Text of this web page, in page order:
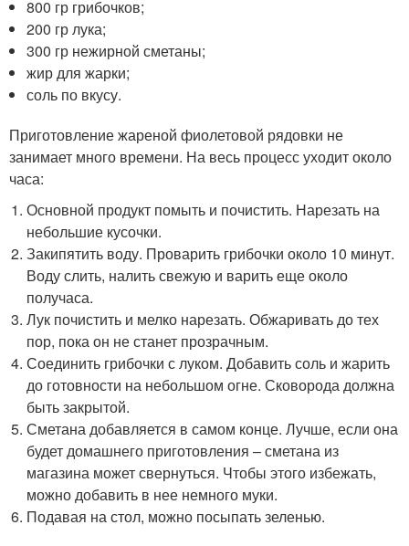
800 гр грибочков;
200 гр лука;
300 гр нежирной сметаны;
жир для жарки;
соль по вкусу.
Приготовление жареной фиолетовой рядовки не
занимает много времени. На весь процесс уходит около
часа:
Основной продукт помыть и почистить. Нарезать на
небольшие кусочки.
Закипятить воду. Проварить грибочки около 10 минут.
Воду слить, налить свежую и варить еще около
получаса.
Лук почистить и мелко нарезать. Обжаривать до тех
пор, пока он не станет прозрачным.
Соединить грибочки с луком. Добавить соль и жарить
до готовности на небольшом огне. Сковорода должна
быть закрытой.
Сметана добавляется в самом конце. Лучше, если она
будет домашнего приготовления – сметана из
магазина может свернуться. Чтобы этого избежать,
можно добавить в нее немного муки.
Подавая на стол, можно посыпать зеленью.